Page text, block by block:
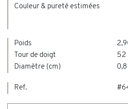
Couleur & pureté estimées
Poids
Tour de doigt
52
Diamètre (cm)
0,8
Ref.